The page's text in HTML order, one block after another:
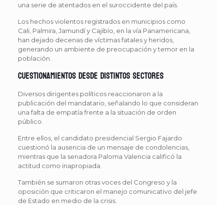
una serie de atentados en el suroccidente del país.
Los hechos violentos registrados en municipios como
Cali, Palmira, Jamundí y Cajibío, en la vía Panamericana,
han dejado decenas de víctimas fatales y heridos,
generando un ambiente de preocupación y temor en la
población.
Cuestionamientos desde distintos sectores
Diversos dirigentes políticos reaccionaron a la
publicación del mandatario, señalando lo que consideran
una falta de empatía frente a la situación de orden
público.
Entre ellos, el candidato presidencial Sergio Fajardo
cuestionó la ausencia de un mensaje de condolencias,
mientras que la senadora Paloma Valencia calificó la
actitud como inapropiada.
También se sumaron otras voces del Congreso y la
oposición que criticaron el manejo comunicativo del jefe
de Estado en medio de la crisis.